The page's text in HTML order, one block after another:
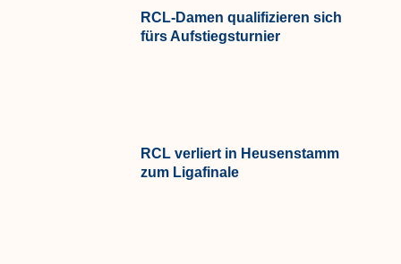
RCL-Damen qualifizieren sich
fürs Aufstiegsturnier
RCL verliert in Heusenstamm
zum Ligafinale